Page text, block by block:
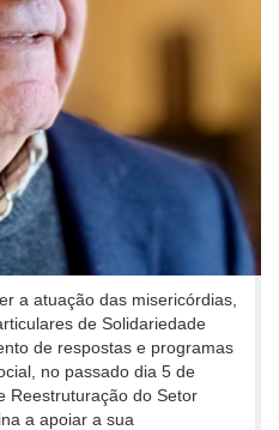
a atuação das misericórdias,
de Solidariedade
de respostas e programas
no passado dia 5 de
Reestruturação do Setor
a apoiar a sua